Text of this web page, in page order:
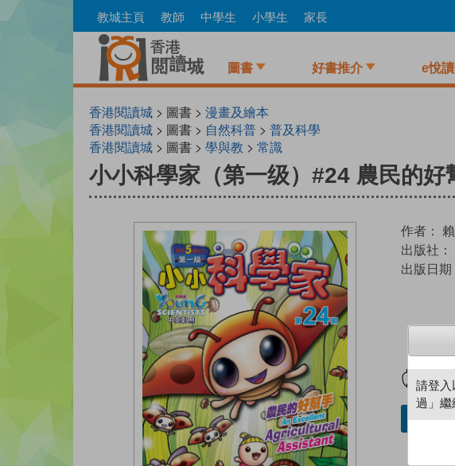
to
教城主頁 教師 中學生 小學生 家長
圖書 好書推介 e悅
香港閱讀城> 圖書 > 漫畫及繪本
香港閱讀城> 圖書 > 自然科普> 普及科學
香港閱讀城> 圖書 > 學與教 > 常識
小小科學家（第一级）#24 農民的
作者：
出版社：
出版日期
加
請登入
過」繼